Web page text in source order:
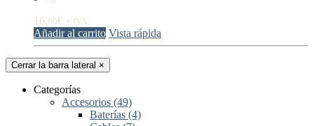
16,60€ + IVA
Añadir al carrito Vista rápida
Cerrar la barra lateral ×
Categorías
Accesorios (49)
Baterías (4)